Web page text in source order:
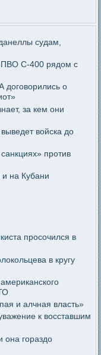
судам,
ПВО С-400 рядом с
договорились о
за кем они
войска до
против
на Кубани
просочился в
в кругу
и алчная власть»
к восставшим
она гораздо